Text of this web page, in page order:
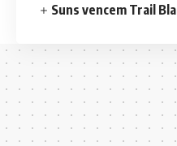
Suns vencem Trail